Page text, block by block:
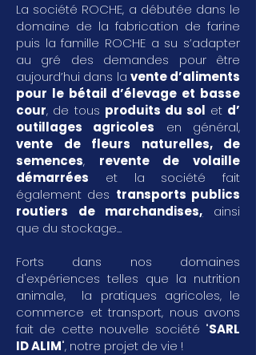
La société ROCHE, a débutée dans le
domaine de la fabrication de farine
puis la famille ROCHE a su s’adapter
au gré des demandes pour être
aujourd’hui dans la vente d’aliments
pour le bétail d’élevage et basse
cour, de tous produits du sol et d’
outillages agricoles en général,
vente de fleurs naturelles, de
semences, revente de volaille
démarrées et la société fait
également des transports publics
routiers de marchandises, ainsi
que du stockage...
Forts dans nos domaines
d'expériences telles que la nutrition
animale, la pratiques agricoles, le
commerce et transport, nous avons
fait de cette nouvelle société "SARL
ID ALIM", notre projet de vie !